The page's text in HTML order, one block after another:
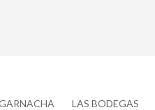
LAS BODEGAS